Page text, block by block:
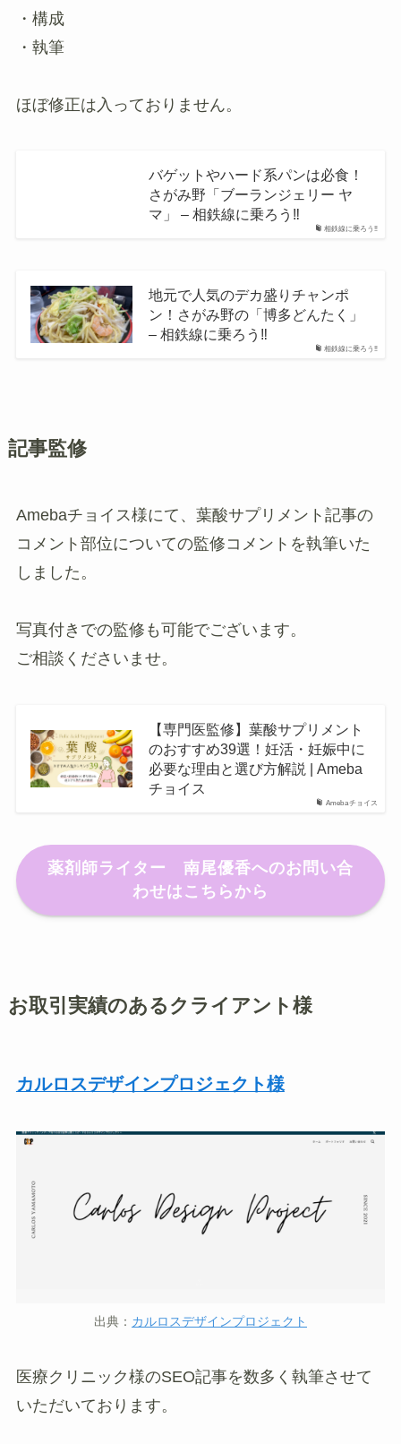
・構成
・執筆
ほぼ修正は入っておりません。
相鉄線に乗ろう‼
バゲットやハード系パンは必食！
さがみ野「ブーランジェリー ヤ
マ」 – 相鉄線に乗ろう‼
相鉄線に乗ろう‼
地元で人気のデカ盛りチャンポ
ン！さがみ野の「博多どんたく」
– 相鉄線に乗ろう‼
記事監修
Amebaチョイス様にて、葉酸サプリメント記事の
コメント部位についての監修コメントを執筆いた
しました。
写真付きでの監修も可能でございます。
ご相談くださいませ。
Amebaチョイス
【専門医監修】葉酸サプリメント
のおすすめ39選！妊活・妊娠中に
必要な理由と選び方解説 | Ameba
チョイス
薬剤師ライター 南尾優香へのお問い合
わせはこちらから
お取引実績のあるクライアント様
カルロスデザインプロジェクト様
出典： カルロスデザインプロジェクト
医療クリニック様のSEO記事を数多く執筆させて
いただいております。